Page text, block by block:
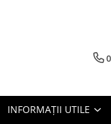
INFORMAȚII UTILE